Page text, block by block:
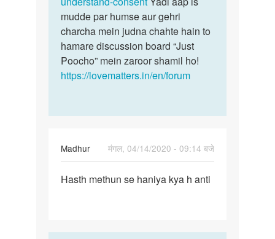
mudde par humse aur gehri
charcha mein judna chahte hain to
hamare discussion board “Just
Poocho” mein zaroor shamil ho!
https://lovematters.in/en/forum
Madhur
मंगल, 04/14/2020 - 09:14 बजे
Hasth
Hasth methun se haniya kya h anti